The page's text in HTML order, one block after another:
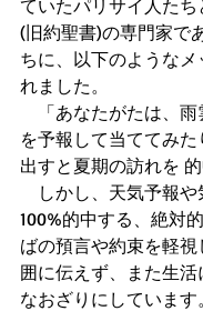
ていたパリサイ人た
(旧約聖書)の専門家で
ちに、以下のような
れました。
「あなたがたは、雨
を予報して当ててみた
出すと夏期の訪れを
しかし、天気予報や
100%的中する、絶対
ばの預言や約束を軽
囲に伝えず、また生活
なおざりにしています